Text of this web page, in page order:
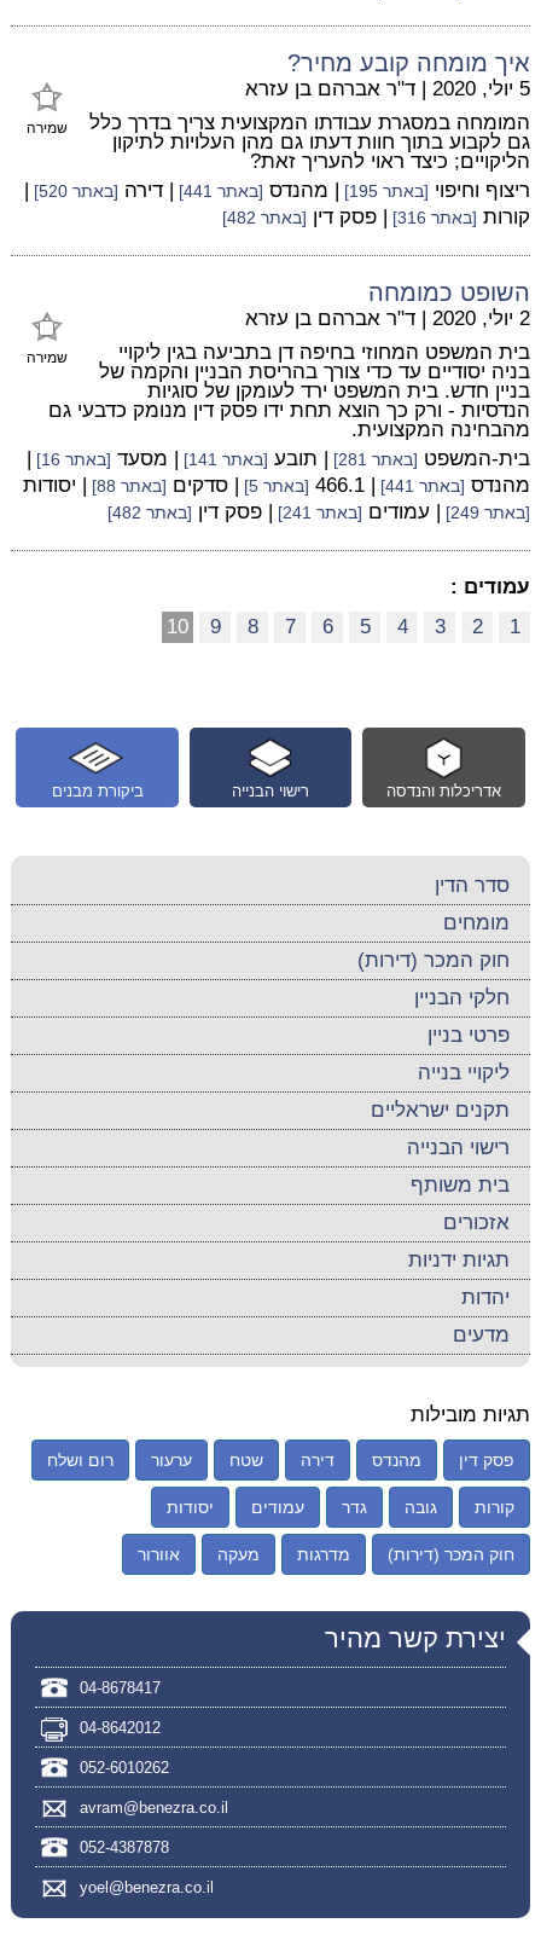
איך מומחה קובע מחיר?
שמירה
5 יולי, 2020 | ד"ר אברהם בן עזרא
המומחה במסגרת עבודתו המקצועית צריך בדרך כלל
גם לקבוע בתוך חוות דעתו גם מהן העלויות לתיקון
הליקויים; כיצד ראוי להעריך זאת?
ריצוף וחיפוי [באתר 195] | מהנדס [באתר 441] | דירה [באתר 520]
|
קורות [באתר 316] | פסק דין [באתר 482]
השופט כמומחה
שמירה
2 יולי, 2020 | ד"ר אברהם בן עזרא
בית המשפט המחוזי בחיפה דן בתביעה בגין ליקויי
בניה יסודיים עד כדי צורך בהריסת הבניין והקמה של
בניין חדש. בית המשפט ירד לעומקן של סוגיות
הנדסיות - ורק כך הוצא תחת ידו פסק דין מנומק כדבעי גם
מהבחינה המקצועית.
בית-המשפט [באתר 281] | תובע [באתר 141] | מסעד [באתר 16]
|
מהנדס [באתר 441] | 466.1 [באתר 5] | סדקים [באתר 88] | יסודות
[באתר 249] | עמודים [באתר 241] | פסק דין [באתר 482]
עמודים :
1
2
3
4
5
6
7
8
9
10
ביקורת מבנים רישוי הבנייה אדריכלות והנדסה
סדר הדין
מומחים
חוק המכר (דירות)
חלקי הבניין
פרטי בניין
ליקויי בנייה
תקנים ישראליים
רישוי הבנייה
בית משותף
אזכורים
תגיות ידניות
יהדות
מדעים
תגיות מובילות
פסק דין מהנדס דירה שטח ערעור רום ושלח
קורות גובה גדר עמודים יסודות
חוק המכר (דירות) מדרגות מעקה אוורור
יצירת קשר מהיר
04-8678417
04-8642012
052-6010262
avram@benezra.co.il
052-4387878
yoel@benezra.co.il